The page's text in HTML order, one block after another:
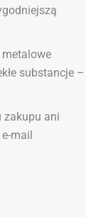
substancje –
zakupu ani
mail